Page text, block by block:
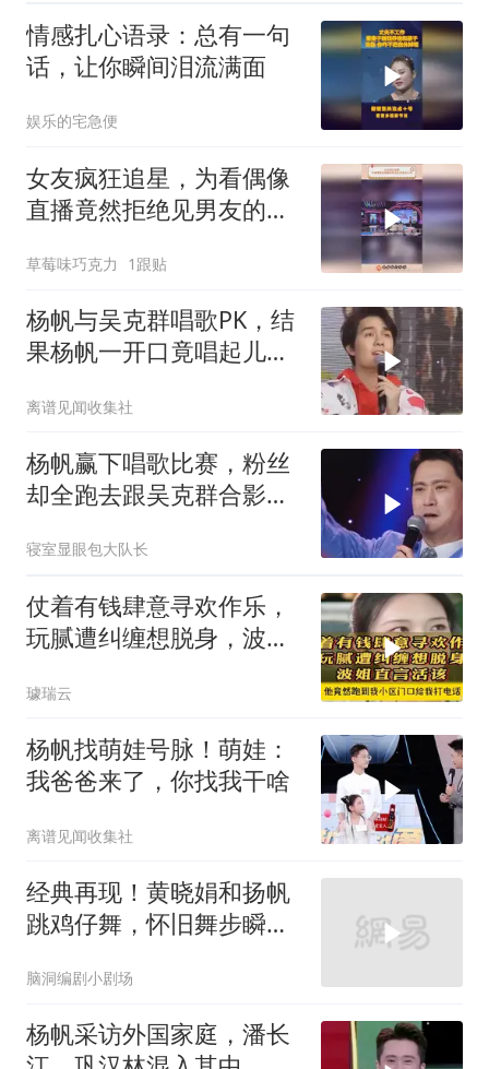
情感扎心语录：总有一句
话，让你瞬间泪流满面
娱乐的宅急便
女友疯狂追星，为看偶像
直播竟然拒绝见男友的父
草莓味巧克力 1跟贴
杨帆与吴克群唱歌PK，结
果杨帆一开口竟唱起儿
离谱见闻收集社
杨帆赢下唱歌比赛，粉丝
却全跑去跟吴克群合影，
寝室显眼包大队长
仗着有钱肆意寻欢作乐，
玩腻遭纠缠想脱身，波姐
璩瑞云
杨帆找萌娃号脉！萌娃：
我爸爸来了，你找我干啥
离谱见闻收集社
经典再现！黄晓娟和扬帆
跳鸡仔舞，怀旧舞步瞬间
脑洞编剧小剧场
杨帆采访外国家庭，潘长